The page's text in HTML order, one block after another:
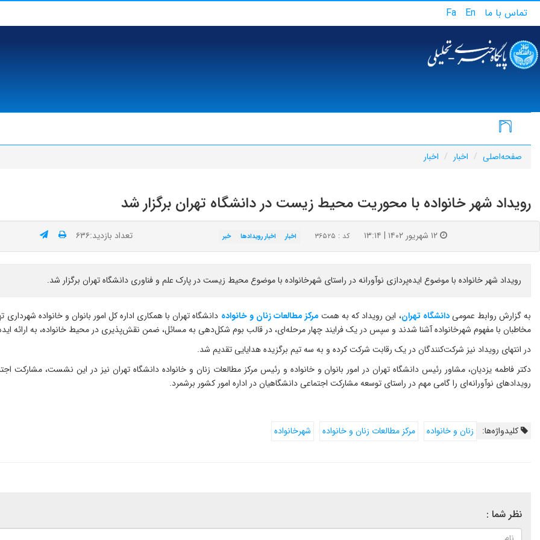
تماس با ما En
Fa
صفحه‌اصلی اخبار اخبار
رویداد شهر خانواده با محوریت محیط زیست در دانشگاه تهران برگزار شد
۱۲ شهریور ۱۴۰۲ | ۱۳:۱۴ کد : ۳۶۵۲۵ اخبار اخبار رویدادها خبر تعداد بازدید:۶۳۶
رویداد شهر خانواده با موضوع ایده‌پردازی نوآورانه در راستای شهرخانواده با موضوع محیط زیست در پارک علم و فناوری دانشگاه تهران برگزار شد.
به گزارش روابط عمومیدانشگاه تهران، این رویداد که به همت مرکز مطالعات زنان و خانواده دانشگاه تهران با همکاری اداره کل امور بانوان و خانواده
مخاطبان با مفهوم شهرخانواده آشنا شدند و سپس در یک فرایند چهار مرحله‌ای، در قالب بوم شکل‌دهی به مسائل، ضمن نقش‌پذیری در محیط خانواده، به ارائه
در انتهای رویداد نیز شرکت‌کنندگان در یک رقابت شرکت کرده و به سه تیم برگزیده هدایایی تقدیم شد.
دکتر فاطمه یزدیان، مشاور رئیس دانشگاه تهران در امور بانوان و خانواده و رئیس مرکز مطالعات زنان و خانواده دانشگاه تهران نیز در این نشست، مشارکت
رویدادهای نوآورانه‌ای را گامی مهم در راستای توسعه مشارکت اجتماعی دانشگاهیان در اداره امور کشور برشمرد.